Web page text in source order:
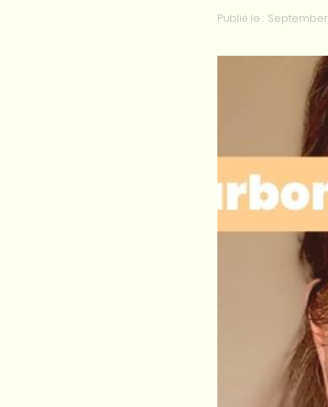
Publié le : September